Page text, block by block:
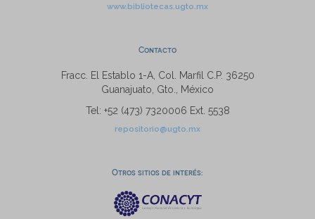
www.bibliotecas.ugto.mx
Contacto
Fracc. El Establo 1-A, Col. Marfil C.P. 36250
Guanajuato, Gto., México
Tel: +52 (473) 7320006 Ext. 5538
repositorio@ugto.mx
Otros sitios de interés: